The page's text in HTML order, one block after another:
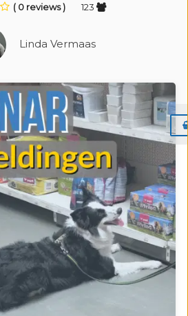
( 0 reviews ) 123
Linda Vermaas
van het webinar over
donderdag 29 september
leer je meer over
de detectietraining kan het
verwijst op een andere geur of
dat er überhaupt een geur
oorzaken hiervan
natuurlijk komen ook